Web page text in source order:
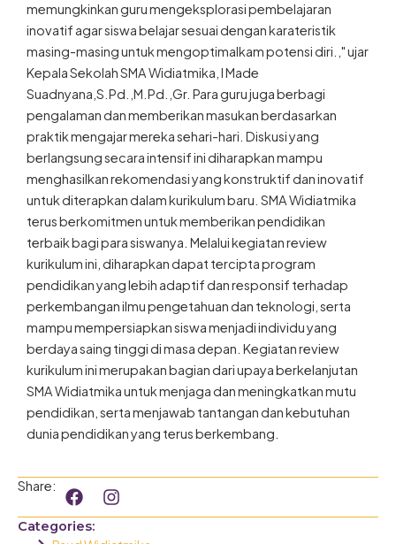
memungkinkan guru mengeksplorasi pembelajaran
inovatif agar siswa belajar sesuai dengan karateristik
masing-masing untuk mengoptimalkam potensi diri.," ujar
Kepala Sekolah SMA Widiatmika, I Made
Suadnyana,S.Pd.,M.Pd.,Gr. Para guru juga berbagi
pengalaman dan memberikan masukan berdasarkan
praktik mengajar mereka sehari-hari. Diskusi yang
berlangsung secara intensif ini diharapkan mampu
menghasilkan rekomendasi yang konstruktif dan inovatif
untuk diterapkan dalam kurikulum baru. SMA Widiatmika
terus berkomitmen untuk memberikan pendidikan
terbaik bagi para siswanya. Melalui kegiatan review
kurikulum ini, diharapkan dapat tercipta program
pendidikan yang lebih adaptif dan responsif terhadap
perkembangan ilmu pengetahuan dan teknologi, serta
mampu mempersiapkan siswa menjadi individu yang
berdaya saing tinggi di masa depan. Kegiatan review
kurikulum ini merupakan bagian dari upaya berkelanjutan
SMA Widiatmika untuk menjaga dan meningkatkan mutu
pendidikan, serta menjawab tantangan dan kebutuhan
dunia pendidikan yang terus berkembang.
Share:
F
a
c
I
n
s
Categories: